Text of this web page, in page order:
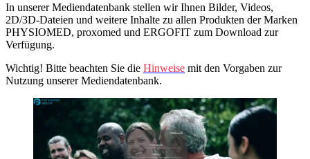
In unserer Mediendatenbank stellen wir Ihnen Bilder, Videos,
2D/3D-Dateien und weitere Inhalte zu allen Produkten der Marken
PHYSIOMED, proxomed und ERGOFIT zum Download zur
Verfügung.
Wichtig! Bitte beachten Sie die Hinweise mit den Vorgaben zur
Nutzung unserer Mediendatenbank.